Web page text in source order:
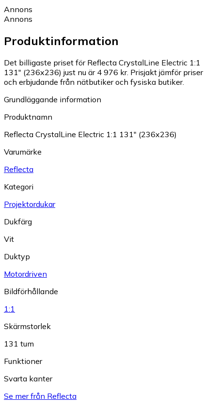
Annons
Annons
Produktinformation
Det billigaste priset för Reflecta CrystalLine Electric 1:1
131" (236x236) just nu är 4 976 kr. Prisjakt jämför priser
och erbjudande från nätbutiker och fysiska butiker.
Grundläggande information
Produktnamn
Reflecta CrystalLine Electric 1:1 131" (236x236)
Varumärke
Reflecta
Kategori
Projektordukar
Dukfärg
Vit
Duktyp
Motordriven
Bildförhållande
1:1
Skärmstorlek
131 tum
Funktioner
Svarta kanter
Se mer från Reflecta